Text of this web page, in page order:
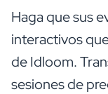
Haga que sus
interactivos
de Idloom.
sesiones de